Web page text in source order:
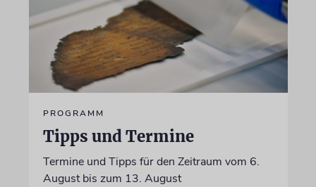
PROGRAMM
Tipps und Termine
Termine und Tipps für den Zeitraum vom 6.
August bis zum 13. August